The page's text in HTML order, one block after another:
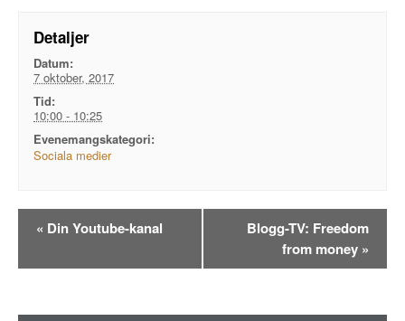
Detaljer
Datum:
7 oktober, 2017
Tid:
10:00 - 10:25
Evenemangskategori:
Sociala medier
Evenemangsnavigation
« Din Youtube-kanal
Blogg-TV: Freedom
from money »